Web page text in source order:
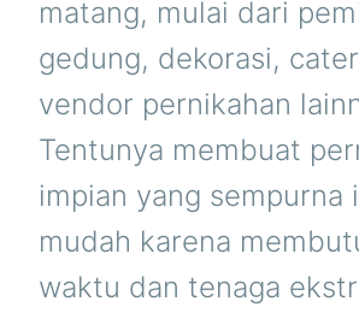
matang, mulai dari
gedung, dekorasi,
vendor pernikahan
Tentunya membuat
impian yang sempurna
mudah karena
waktu dan tenaga